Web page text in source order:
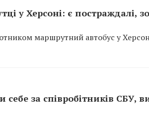
у Херсоні: є постраждалі,
маршрутний автобус у
себе за співробітників СБУ,